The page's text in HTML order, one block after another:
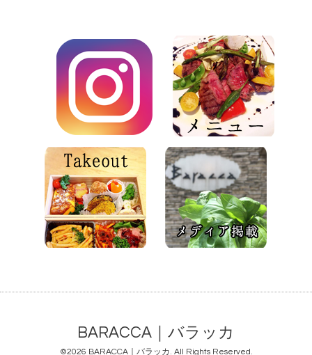
BARACCA｜バラッカ
©2026 BARACCA｜バラッカ . All Rights Reserved.